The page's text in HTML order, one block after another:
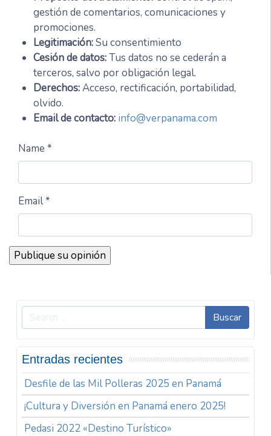
gestión de comentarios, comunicaciones y
promociones.
Legitimación:Su consentimiento
Cesión de datos:Tus datos no se cederán a
terceros, salvo por obligación legal.
Derechos:Acceso, rectificación, portabilidad,
olvido.
Email de contacto: info@verpanama.com
Name *
Email *
Buscar
Entradas recientes
Desfile de las Mil Polleras 2025 en Panamá
¡Cultura y Diversión en Panamá enero 2025!
Pedasi 2022 «Destino Turístico»